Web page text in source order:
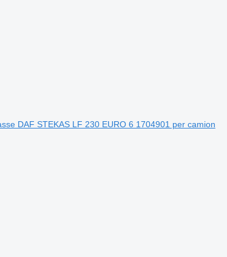
DAF STEKAS LF 230 EURO 6 1704901 per camion